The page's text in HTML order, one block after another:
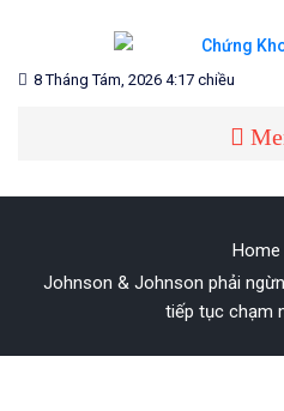
content
CHỨNG KHOÁN
Blog chia sẻ về Chứng Khoán và
8 Tháng Tám, 2026 4:17 chiều
Home
Johnson & Johnson phải
tiếp tục chạm